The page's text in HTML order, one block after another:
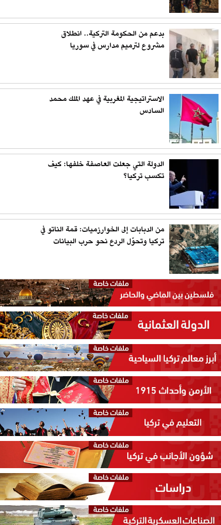
بدعم من الحكومة التركية.. انطلاق
مشروع لترميم مدارس في سوريا
الاستراتيجية المغربية في عهد الملك محمد
السادس
الدولة التي جعلت العاصفة خلفها: كيف
تكسب تركيا؟
من الدبابات إلى الخوارزميات: قمة الناتو في
تركيا وتحوّل الردع نحو حرب البيانات